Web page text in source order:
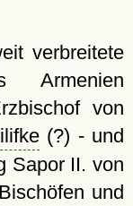
verbreitete
Armenien
von
(?) - und
Sapor II. von
und